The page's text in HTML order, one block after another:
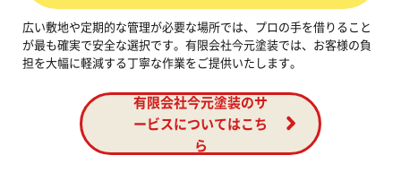
広い敷地や定期的な管理が必要な場所では、プロの手を借りること
が最も確実で安全な選択です。有限会社今元塗装では、お客様の負
担を大幅に軽減する丁寧な作業をご提供いたします。
有限会社今元塗装のサ
ービスについてはこち
ら